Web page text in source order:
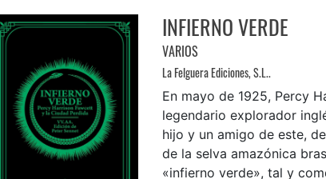
INFIERNO VERDE
VARIOS
La Felguera Ediciones, S.L..
En mayo de 1925, Percy
legendario explorador
hijo y un amigo de este,
de la selva amazónica
«infierno verde», tal y